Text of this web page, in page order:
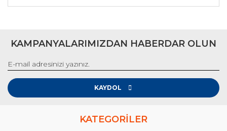
KAMPANYALARIMIZDAN HABERDAR OLUN
KAYDOL
KATEGORİLER